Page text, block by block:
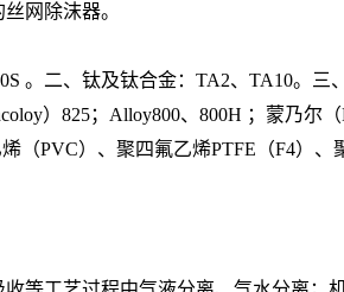
网除沫器。
。二、钛及钛合金：TA2、TA10。三
）825；Alloy800、800H ；蒙乃尔（
（PVC）、聚四氟乙烯PTFE（F4）、